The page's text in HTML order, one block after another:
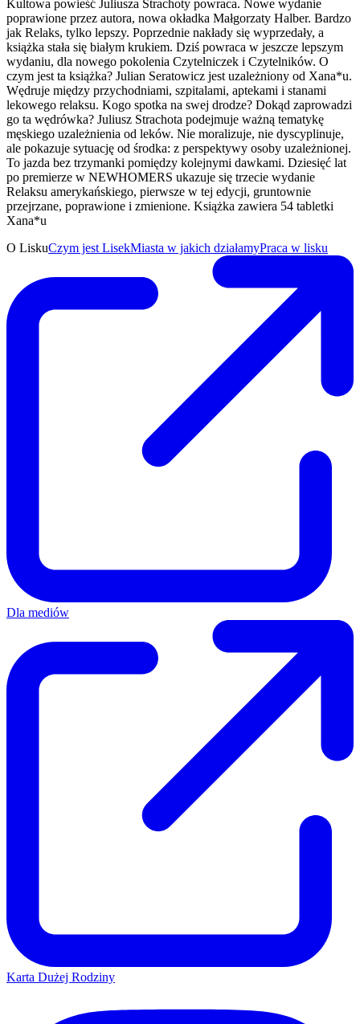
Kultowa powieść Juliusza Strachoty powraca. Nowe wydanie
poprawione przez autora, nowa okładka Małgorzaty Halber. Bardzo
jak Relaks, tylko lepszy. Poprzednie nakłady się wyprzedały, a
książka stała się białym krukiem. Dziś powraca w jeszcze lepszym
wydaniu, dla nowego pokolenia Czytelniczek i Czytelników. O
czym jest ta książka? Julian Seratowicz jest uzależniony od Xana*u.
Wędruje między przychodniami, szpitalami, aptekami i stanami
lekowego relaksu. Kogo spotka na swej drodze? Dokąd zaprowadzi
go ta wędrówka? Juliusz Strachota podejmuje ważną tematykę
męskiego uzależnienia od leków. Nie moralizuje, nie dyscyplinuje,
ale pokazuje sytuację od środka: z perspektywy osoby uzależnionej.
To jazda bez trzymanki pomiędzy kolejnymi dawkami. Dziesięć lat
po premierze w NEWHOMERS ukazuje się trzecie wydanie
Relaksu amerykańskiego, pierwsze w tej edycji, gruntownie
przejrzane, poprawione i zmienione. Książka zawiera 54 tabletki
Xana*u
O LiskuCzym jest LisekMiasta w jakich działamyPraca w lisku
Dla mediów
Karta Dużej Rodziny